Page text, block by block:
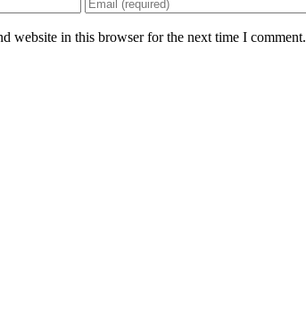
website in this browser for the next time I comment.